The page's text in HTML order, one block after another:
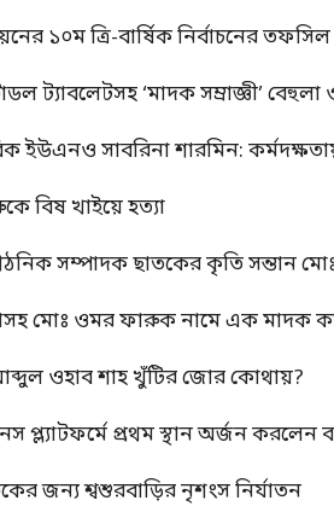
১০ম ত্রি-বার্ষিক নির্বাচনের
ট্যাবলেটসহ ‘মাদক সম্রাজ্ঞী’
ইউএনও সাবরিনা শারমিন:
বিষ খাইয়ে হত্যা
সম্পাদক ছাতকের কৃতি সন্তান
মোঃ ওমর ফারুক নামে এক মাদক
আব্দুল ওহাব শাহ খুঁটির জোর কোথায়?
প্রথম স্থান অর্জন করলেন
জন্য শ্বশুরবাড়ির নৃশংস নির্যাতন